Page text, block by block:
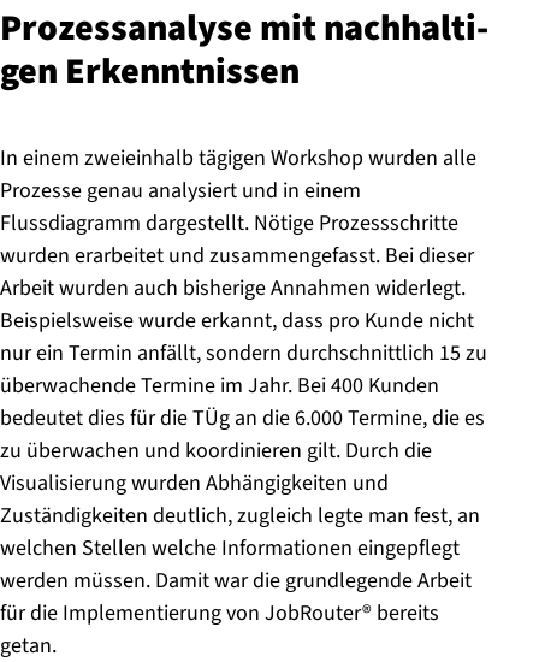
Pro­zess­ana­ly­se mit nach­hal­ti­
gen Er­kennt­nis­sen
In einem zweieinhalb tägigen Workshop wurden alle
Prozesse genau analysiert und in einem
Flussdiagramm dargestellt. Nötige Prozessschritte
wurden erarbeitet und zusammengefasst. Bei dieser
Arbeit wurden auch bisherige Annahmen widerlegt.
Beispielsweise wurde erkannt, dass pro Kunde nicht
nur ein Termin anfällt, sondern durchschnittlich 15 zu
überwachende Termine im Jahr. Bei 400 Kunden
bedeutet dies für die TÜg an die 6.000 Termine, die es
zu überwachen und koordinieren gilt. Durch die
Visualisierung wurden Abhängigkeiten und
Zuständigkeiten deutlich, zugleich legte man fest, an
welchen Stellen welche Informationen eingepflegt
werden müssen. Damit war die grundlegende Arbeit
für die Implementierung von JobRouter® bereits
getan.